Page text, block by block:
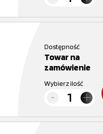
Dostępność
Towar na
zamówienie
Wybierz ilość